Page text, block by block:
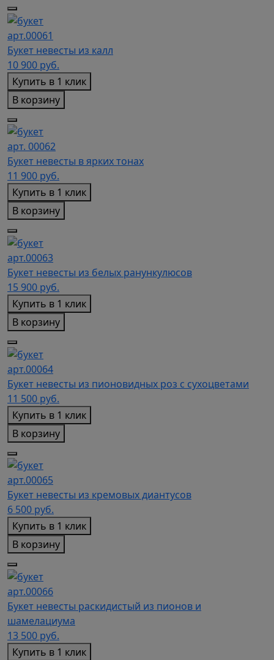
арт.00061
Букет невесты из калл
10 900 руб.
Купить в 1 клик
В корзину
арт. 00062
Букет невесты в ярких тонах
11 900 руб.
Купить в 1 клик
В корзину
арт.00063
Букет невесты из белых ранункулюсов
15 900 руб.
Купить в 1 клик
В корзину
арт.00064
Букет невесты из пионовидных роз с сухоцветами
11 500 руб.
Купить в 1 клик
В корзину
арт.00065
Букет невесты из кремовых диантусов
6 500 руб.
Купить в 1 клик
В корзину
арт.00066
Букет невесты раскидистый из пионов и
шамелациума
13 500 руб.
Купить в 1 клик